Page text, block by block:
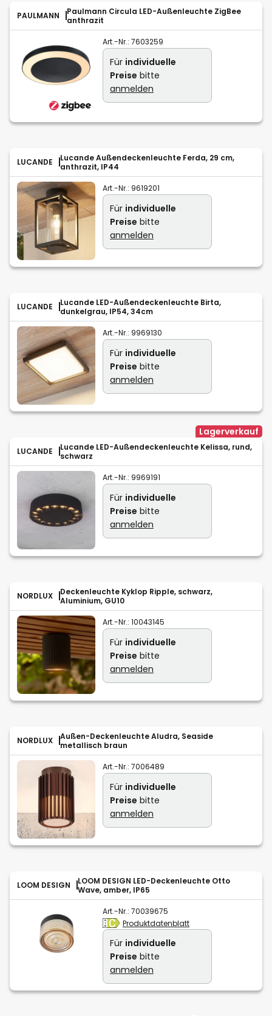
PAULMANN
Paulmann Circula LED-Außenleuchte ZigBee
anthrazit
Art.-Nr.: 7603259
Für individuelle
Preise bitte
anmelden
LUCANDE
Lucande Außendeckenleuchte Ferda, 29 cm,
anthrazit, IP44
Art.-Nr.: 9619201
Für individuelle
Preise bitte
anmelden
LUCANDE
Lucande LED-Außendeckenleuchte Birta,
dunkelgrau, IP54, 34cm
Art.-Nr.: 9969130
Für individuelle
Preise bitte
anmelden
LUCANDE
Lucande LED-Außendeckenleuchte Kelissa, rund,
schwarz
Lagerverkauf
Art.-Nr.: 9969191
Für individuelle
Preise bitte
anmelden
NORDLUX
Deckenleuchte Kyklop Ripple, schwarz,
Aluminium, GU10
Art.-Nr.: 10043145
Für individuelle
Preise bitte
anmelden
NORDLUX
Außen-Deckenleuchte Aludra, Seaside
metallisch braun
Art.-Nr.: 7006489
Für individuelle
Preise bitte
anmelden
LOOM DESIGN
LOOM DESIGN LED-Deckenleuchte Otto
Wave, amber, IP65
Art.-Nr.: 70039675
Produktdatenblatt
Für individuelle
Preise bitte
anmelden